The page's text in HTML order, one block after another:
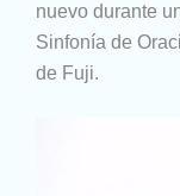
nuevo durante
Sinfonía de
de Fuji.